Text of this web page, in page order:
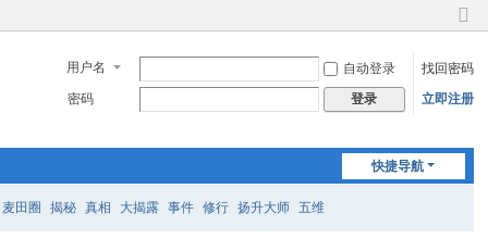
切
到
窄
用户名 自动登录
找回密码
密码
登录 立即注册
快捷导航
麦田圈 揭秘 真相 大揭露 事件 修行 扬升大师 五维